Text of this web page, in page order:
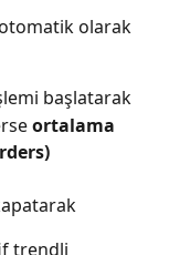
olarak
başlatarak
ortalama
trendli